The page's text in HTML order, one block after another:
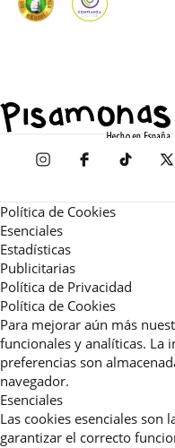
Política de Cookies
Esenciales
Estadísticas
Publicitarias
Política de Privacidad
Política de Cookies
Para mejorar aún más
funcionales y analíticas. La
preferencias son
navegador.
Esenciales
Las cookies esenciales son
garantizar el correcto